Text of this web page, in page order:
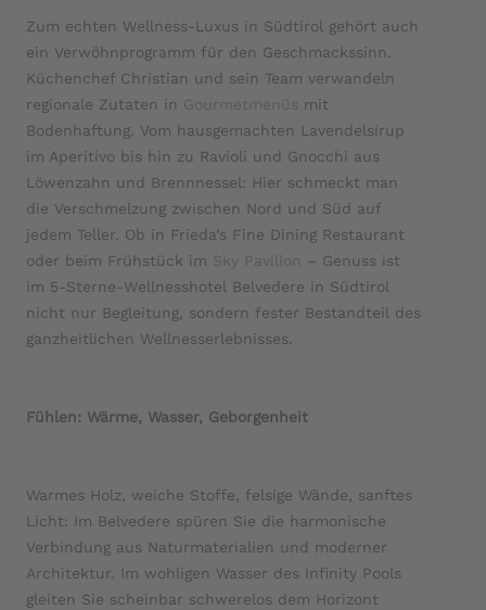
Zum echten Wellness-Luxus in Südtirol gehört auch
ein Verwöhnprogramm für den Geschmackssinn.
Küchenchef Christian und sein Team verwandeln
regionale Zutaten in Gourmetmenüs mit
Bodenhaftung. Vom hausgemachten Lavendelsirup
im Aperitivo bis hin zu Ravioli und Gnocchi aus
Löwenzahn und Brennnessel: Hier schmeckt man
die Verschmelzung zwischen Nord und Süd auf
jedem Teller. Ob in Frieda’s Fine Dining Restaurant
oder beim Frühstück im Sky Pavillon – Genuss ist
im 5-Sterne-Wellnesshotel Belvedere in Südtirol
nicht nur Begleitung, sondern fester Bestandteil des
ganzheitlichen Wellnesserlebnisses.
Fühlen: Wärme, Wasser, Geborgenheit
Warmes Holz, weiche Stoffe, felsige Wände, sanftes
Licht: Im Belvedere spüren Sie die harmonische
Verbindung aus Naturmaterialien und moderner
Architektur. Im wohligen Wasser des Infinity Pools
gleiten Sie scheinbar schwerelos dem Horizont